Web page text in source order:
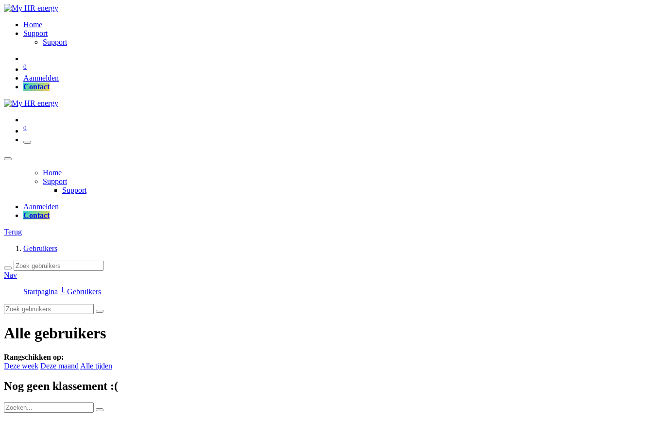
Home
Support
Support
0
Aanmelden
Co​​​ntact​​​​​​​​
0
Home
Support
Support
Aanmelden
Co​​​ntact​​​​​​​​
Terug
Gebruikers
Nav
Startpagina └ Gebruikers
Alle gebruikers
Rangschikken op:
Deze week Deze maand Alle tijden
Nog geen klassement :(